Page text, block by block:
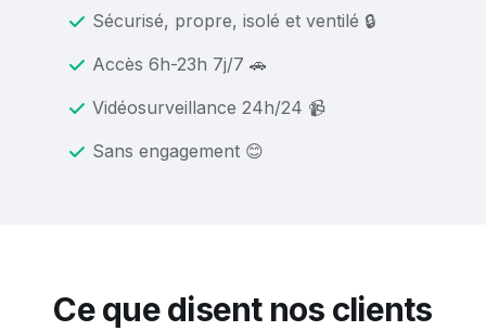
Sécurisé, propre, isolé et ventilé 🔒
Accès 6h-23h 7j/7 🚗
Vidéosurveillance 24h/24 📹
Sans engagement 😊
Ce que disent nos clients